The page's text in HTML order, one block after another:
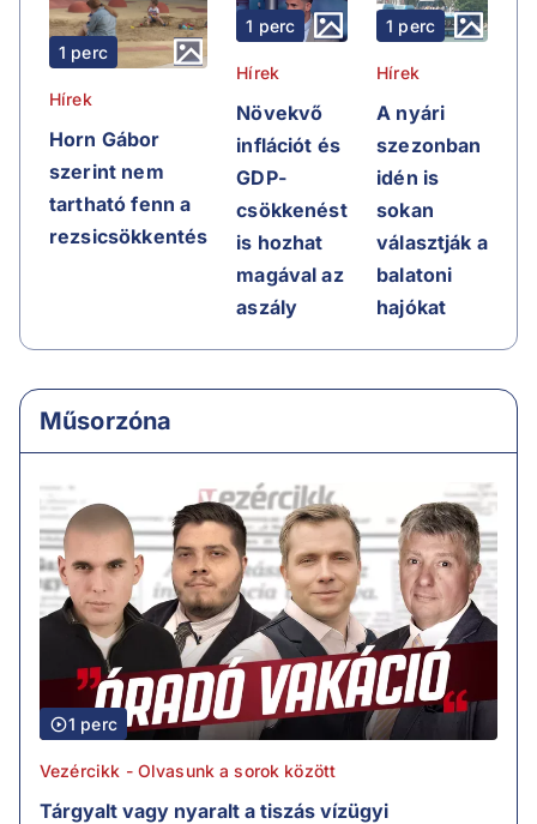
1 perc
Hírek
Horn Gábor
szerint nem
tartható fenn a
rezsicsökkentés
1 perc
Hírek
Növekvő
inflációt és
GDP-
csökkenést
is hozhat
magával az
aszály
1 perc
Hírek
A nyári
szezonban
idén is
sokan
választják a
balatoni
hajókat
Műsorzóna
1 perc
Vezércikk - Olvasunk a sorok között
Tárgyalt vagy nyaralt a tiszás vízügyi